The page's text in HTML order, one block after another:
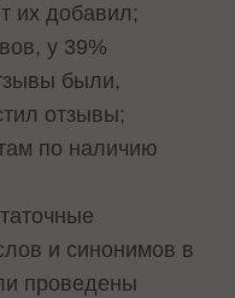
их добавил;
у 39%
были,
отзывы;
по наличию
и синонимов в
проведены